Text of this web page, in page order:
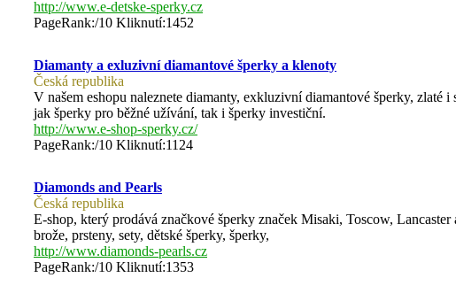
http://www.e-detske-sperky.cz
PageRank:/10 Kliknutí:1452
Diamanty a exluzivní diamantové šperky a klenoty
Česká republika
V našem eshopu naleznete diamanty, exkluzivní diamantové šperky, zlaté
jak šperky pro běžné užívání, tak i šperky investiční.
http://www.e-shop-sperky.cz/
PageRank:/10 Kliknutí:1124
Diamonds and Pearls
Česká republika
E-shop, který prodává značkové šperky značek Misaki, Toscow,
brože, prsteny, sety, dětské šperky, šperky,
http://www.diamonds-pearls.cz
PageRank:/10 Kliknutí:1353